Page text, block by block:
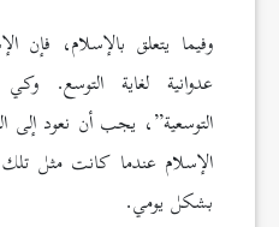
وفيما يتعلق بالإسلام،
عدوانية لغاية التوسع.
التوسعية”، يجب أن نعود
الإسلام عندما كانت مثل
بشكل يومي.